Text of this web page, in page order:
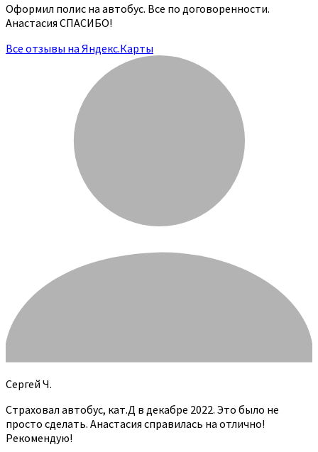
Оформил полис на автобус. Все по договоренности.
Анастасия СПАСИБО!
Все отзывы на Яндекс.Карты
Сергей Ч.
Страховал автобус, кат.Д в декабре 2022. Это было не
просто сделать. Анастасия справилась на отлично!
Рекомендую!